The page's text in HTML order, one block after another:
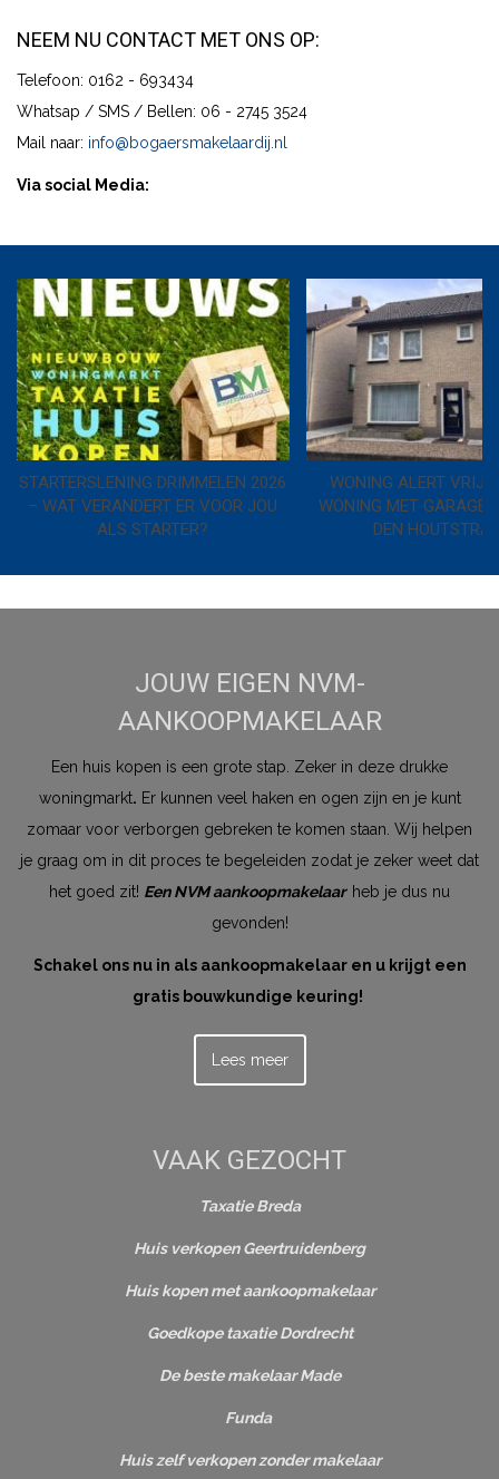
NEEM NU CONTACT MET ONS OP:
Telefoon: 0162 - 693434
Whatsap / SMS / Bellen: 06 - 2745 3524
Mail naar: info@bogaersmakelaardij.nl
Via social Media:
STARTERSLENING DRIMMELEN 2026
– WAT VERANDERT ER VOOR JOU
ALS STARTER?
WONING ALERT
WONING MET GARAGE
DEN
JOUW EIGEN NVM-
AANKOOPMAKELAAR
Een huis kopen is een grote stap. Zeker in deze drukke
woningmarkt. Er kunnen veel haken en ogen zijn en je kunt
zomaar voor verborgen gebreken te komen staan. Wij helpen
je graag om in dit proces te begeleiden zodat je zeker weet dat
het goed zit! Een NVM aankoopmakelaar heb je dus nu
gevonden!
Schakel ons nu in als aankoopmakelaar en u krijgt een
gratis bouwkundige keuring!
Lees meer
VAAK GEZOCHT
Taxatie Breda
Huis verkopen Geertruidenberg
Huis kopen met aankoopmakelaar
Goedkope taxatie Dordrecht
De beste makelaar Made
Funda
Huis zelf verkopen zonder makelaar